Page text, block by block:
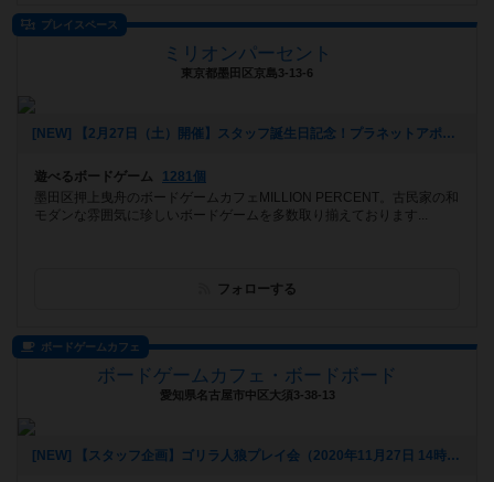
プレイスペース
ミリオンパーセント
東京都墨田区京島3-13-6
[NEW] 【2月27日（土）開催】スタッフ誕生日記念！プラネットアポカリプス会！！（2021年02月02日 13時24分）
遊べるボードゲーム
1281個
墨田区押上曳舟のボードゲームカフェMILLION PERCENT。古民家の和
モダンな雰囲気に珍しいボードゲームを多数取り揃えております...
フォローする
ボードゲームカフェ
ボードゲームカフェ・ボードボード
愛知県名古屋市中区大須3-38-13
[NEW] 【スタッフ企画】ゴリラ人狼プレイ会（2020年11月27日 14時27分）